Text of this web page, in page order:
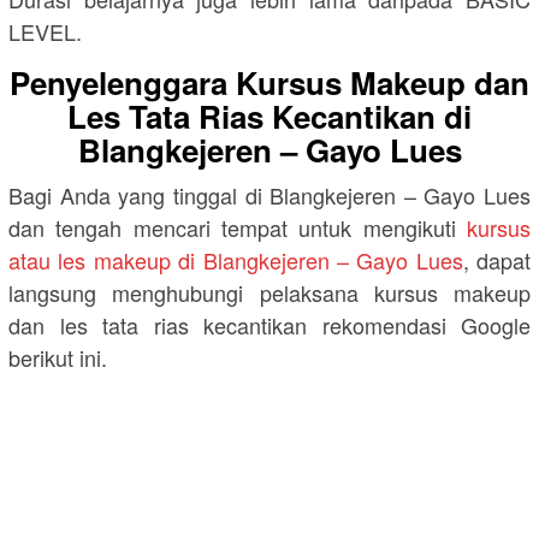
LEVEL.
Penyelenggara Kursus Makeup dan
Les Tata Rias Kecantikan di
Blangkejeren – Gayo Lues
Bagi Anda yang tinggal di Blangkejeren – Gayo Lues
dan tengah mencari tempat untuk mengikuti kursus
atau les makeup di Blangkejeren – Gayo Lues, dapat
langsung menghubungi pelaksana kursus makeup
dan les tata rias kecantikan rekomendasi Google
berikut ini.